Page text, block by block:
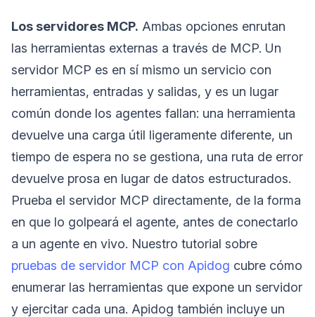
Los servidores MCP. Ambas opciones enrutan
las herramientas externas a través de MCP. Un
servidor MCP es en sí mismo un servicio con
herramientas, entradas y salidas, y es un lugar
común donde los agentes fallan: una herramienta
devuelve una carga útil ligeramente diferente, un
tiempo de espera no se gestiona, una ruta de error
devuelve prosa en lugar de datos estructurados.
Prueba el servidor MCP directamente, de la forma
en que lo golpeará el agente, antes de conectarlo
a un agente en vivo. Nuestro tutorial sobre
pruebas de servidor MCP con Apidog cubre cómo
enumerar las herramientas que expone un servidor
y ejercitar cada una. Apidog también incluye un